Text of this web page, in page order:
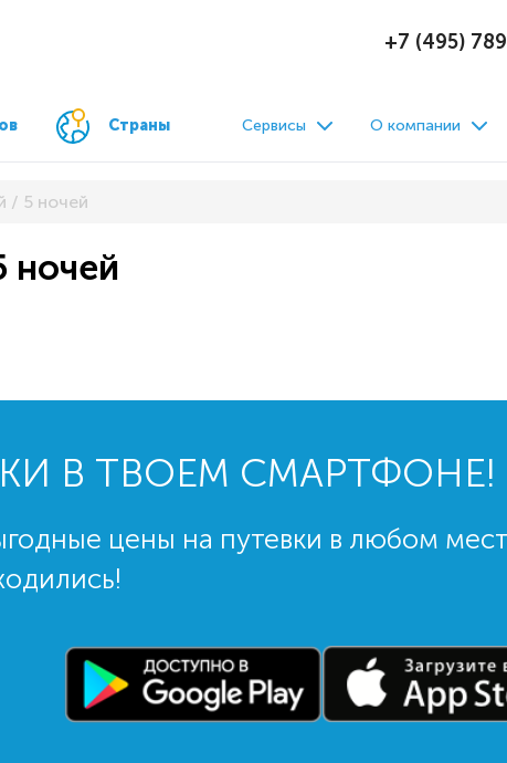
+7 (495)
Страны Сервисы О компании
/ 5 ночей
ночей
В ТВОЕМ СМАРТФОНЕ!
цены на путевки в любом